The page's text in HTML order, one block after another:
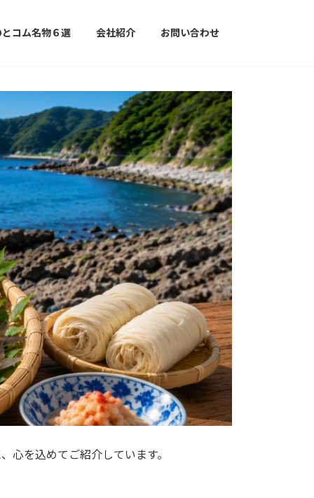
とコム名物６選 会社紹介 お問い合わせ
心を込めてご紹介しています。